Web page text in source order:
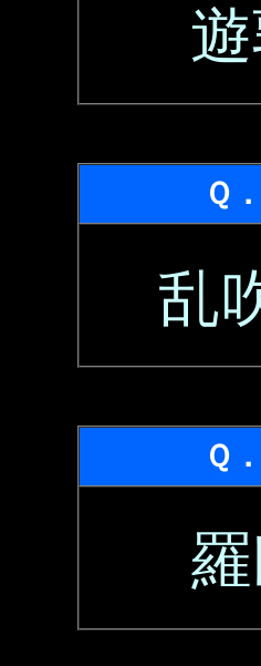
Ｑ
乱
Ｑ